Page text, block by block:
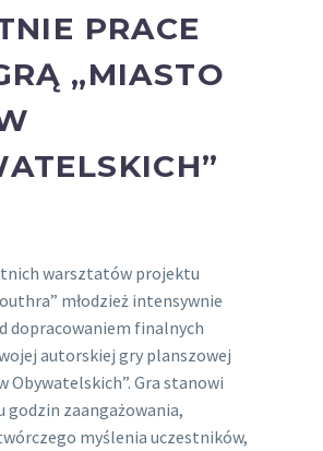
PRACE
„MIASTO
warsztatów projektu
młodzież intensywnie
dopracowaniem finalnych
autorskiej gry planszowej
Obywatelskich”. Gra stanowi
zaangażowania,
myślenia uczestników,